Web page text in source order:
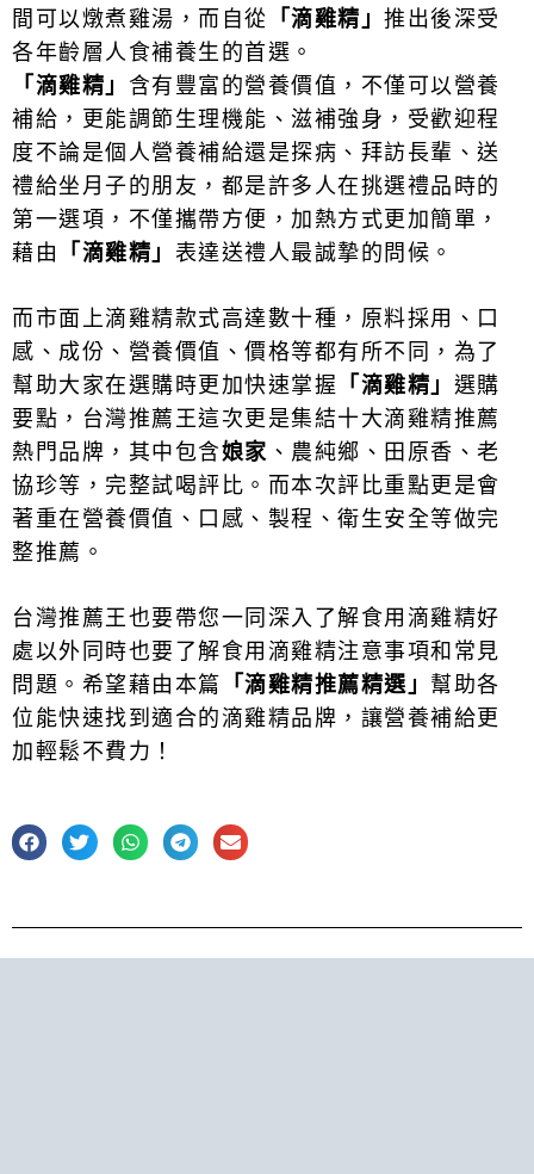
間可以燉煮雞湯，而自從 「滴雞精」 推出後深受
各年齡層人食補養生的首選。
「滴雞精」 含有豐富的營養價值，不僅可以營養
補給，更能調節生理機能、滋補強身，受歡迎程
度不論是個人營養補給還是探病、拜訪長輩、送
禮給坐月子的朋友，都是許多人在挑選禮品時的
第一選項，不僅攜帶方便，加熱方式更加簡單，
藉由
「滴雞精」 表達送禮人最誠摯的問候。
而市面上滴雞精款式高達數十種，原料採用、口
感、成份、營養價值、價格等都有所不同，為了
幫助大家在選購時更加快速掌握 「滴雞精」 選購
要點，台灣推薦王這次更是集結十大滴雞精推薦
熱門品牌，其中包含娘家 、農純鄉、田原香、老
協珍等，完整試喝評比。而本次評比重點更是會
著重在營養價值、口感、製程、衛生安全等做完
整推薦。
台灣推薦王也要帶您一同深入了解食用滴雞精好
處以外同時也要了解食用滴雞精注意事項和常見
問題。 希望藉由本篇 「滴雞精推薦精選」 幫助各
位能快速找到適合的滴雞精品牌，讓營養補給更
加輕鬆不費力！